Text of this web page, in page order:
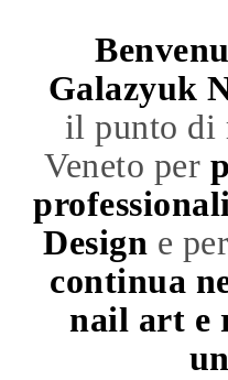
Galazyuk
il punto di
Veneto per
Design e
continua
nail art e